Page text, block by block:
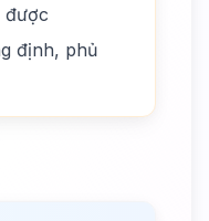
được
định, phủ